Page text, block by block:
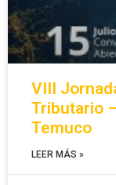
VIII
Tributario
Temuco
LEER MÁS »